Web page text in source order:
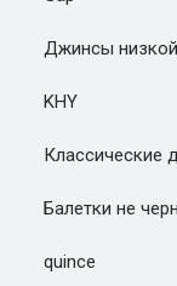
Джинсы низкой
KHY
Классические
Балетки не
quince